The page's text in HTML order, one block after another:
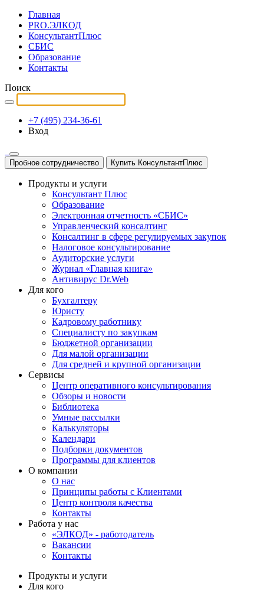
Главная
PRO.ЭЛКОД
КонсультантПлюс
СБИС
Образование
Контакты
Поиск
+7 (495) 234-36-61
Вход
Пробное сотрудничество Купить КонсультантПлюс
Продукты и услуги
Консультант Плюс
Образование
Электронная отчетность «СБИС»
Управленческий консалтинг
Консалтинг в сфере регулируемых закупок
Налоговое консультирование
Аудиторские услуги
Журнал «Главная книга»
Антивирус Dr.Web
Для кого
Бухгалтеру
Юристу
Кадровому работнику
Специалисту по закупкам
Бюджетной организации
Для малой организации
Для средней и крупной организации
Сервисы
Центр оперативного консультирования
Обзоры и новости
Библиотека
Умные рассылки
Калькуляторы
Календари
Подборки документов
Программы для клиентов
О компании
О нас
Принципы работы с Клиентами
Центр контроля качества
Контакты
Работа у нас
«ЭЛКОД» - работодатель
Вакансии
Контакты
Продукты и услуги
Для кого